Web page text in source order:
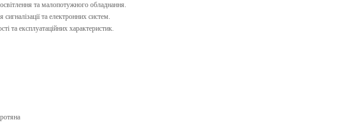
та малопотужного обладнання.
та електронних систем.
та експлуатаційних характеристик.